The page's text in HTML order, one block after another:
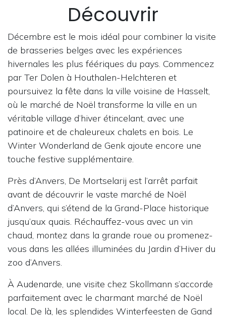
Découvrir
Décembre est le mois idéal pour combiner la visite
de brasseries belges avec les expériences
hivernales les plus féériques du pays. Commencez
par Ter Dolen à Houthalen-Helchteren et
poursuivez la fête dans la ville voisine de Hasselt,
où le marché de Noël transforme la ville en un
véritable village d’hiver étincelant, avec une
patinoire et de chaleureux chalets en bois. Le
Winter Wonderland de Genk ajoute encore une
touche festive supplémentaire.
Près d’Anvers, De Mortselarij est l’arrêt parfait
avant de découvrir le vaste marché de Noël
d’Anvers, qui s’étend de la Grand-Place historique
jusqu’aux quais. Réchauffez-vous avec un vin
chaud, montez dans la grande roue ou promenez-
vous dans les allées illuminées du Jardin d’Hiver du
zoo d’Anvers.
À Audenarde, une visite chez Skollmann s’accorde
parfaitement avec le charmant marché de Noël
local. De là, les splendides Winterfeesten de Gand